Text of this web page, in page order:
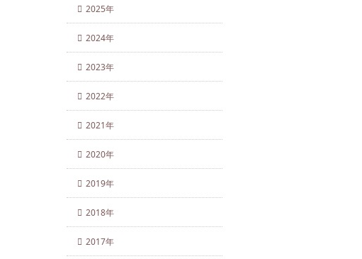
2025年
2024年
2023年
2022年
2021年
2020年
2019年
2018年
2017年